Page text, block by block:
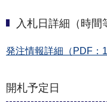
入札日詳細（時間
発注情報詳細（PDF：
開札予定日